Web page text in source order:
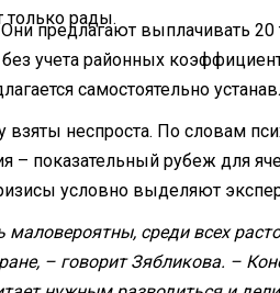
только рады.
предлагают выплачивать 20
учета районных
самостоятельно
неспроста. По словам
– показательный рубеж для
условно выделяют
маловероятны, среди всех
– говорит Зяб­ликова. –